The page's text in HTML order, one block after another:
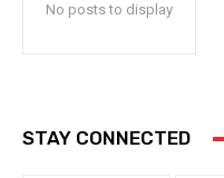
No posts to display
STAY CONNECTED